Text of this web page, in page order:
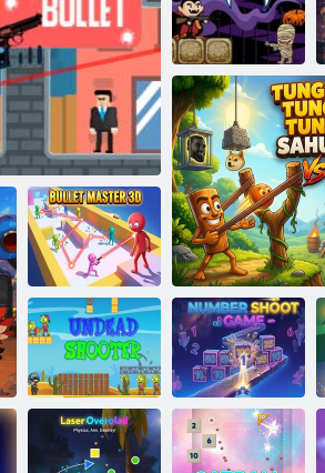
Săgeată
Maestru glonț
Bullet
Domnul.
Dracula
Bullet Master
Joc de
împușcare cu